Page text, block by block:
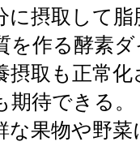
に摂取して
を作る酵素
摂取も正常
待できる。
な果物や野